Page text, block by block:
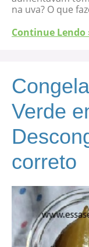
na uva? O que
Continue Lendo
Verde
correto